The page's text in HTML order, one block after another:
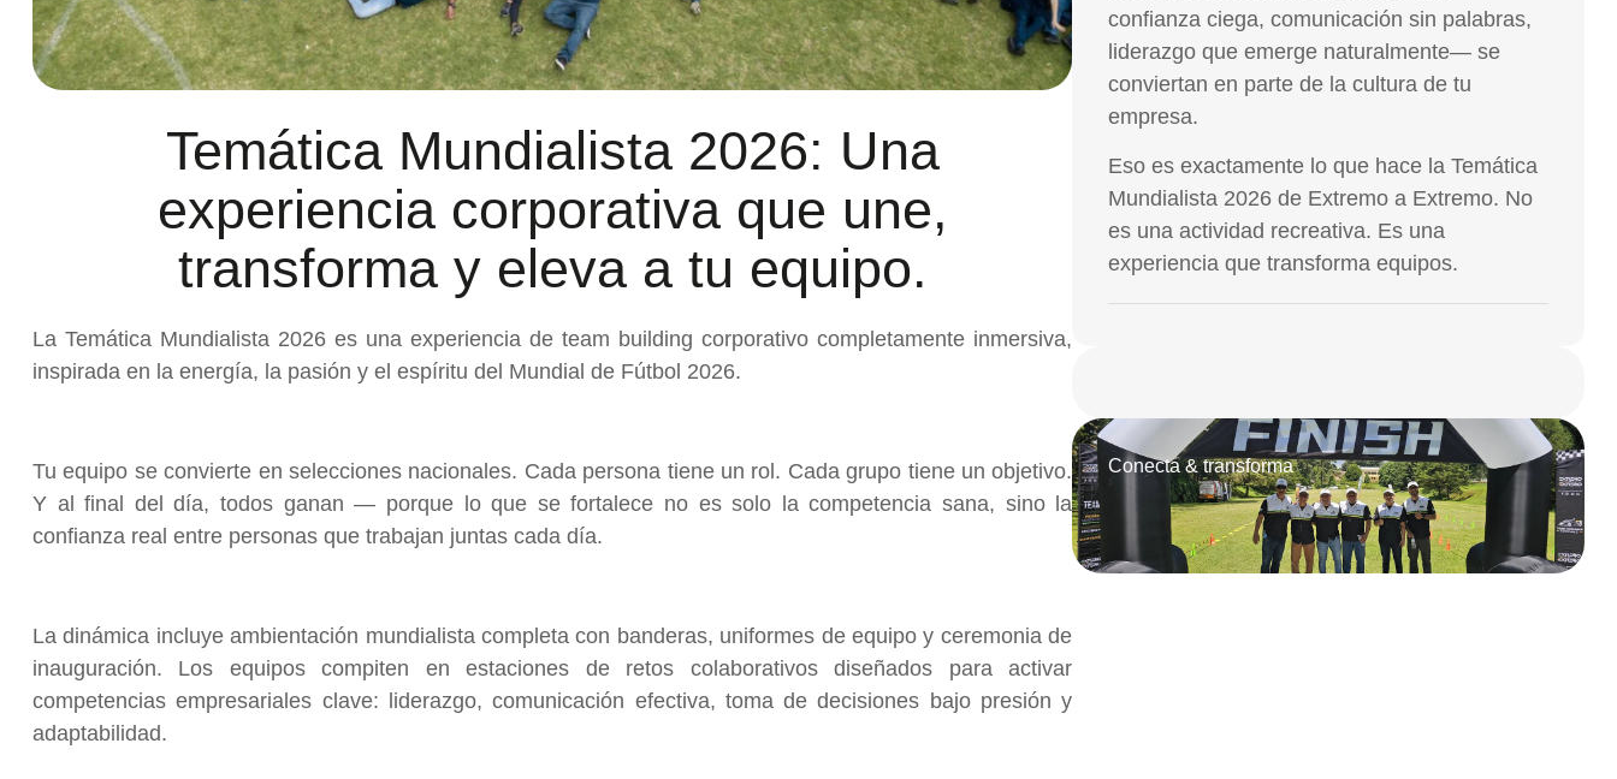
confianza ciega, comunicación sin palabras,
liderazgo que emerge naturalmente— se
conviertan en parte de la cultura de tu
empresa.
Eso es exactamente lo que hace la Temática
Mundialista 2026 de Extremo a Extremo. No
es una actividad recreativa. Es una
experiencia que transforma equipos.
Conecta & transforma
Temática Mundialista 2026: Una
experiencia corporativa que une,
transforma y eleva a tu equipo.
La Temática Mundialista 2026 es una experiencia de team building corporativo completamente inmersiva,
inspirada en la energía, la pasión y el espíritu del Mundial de Fútbol 2026.
Tu equipo se convierte en selecciones nacionales. Cada persona tiene un rol. Cada grupo tiene un objetivo.
Y al final del día, todos ganan — porque lo que se fortalece no es solo la competencia sana, sino la
confianza real entre personas que trabajan juntas cada día.
La dinámica incluye ambientación mundialista completa con banderas, uniformes de equipo y ceremonia de
inauguración. Los equipos compiten en estaciones de retos colaborativos diseñados para activar
competencias empresariales clave: liderazgo, comunicación efectiva, toma de decisiones bajo presión y
adaptabilidad.